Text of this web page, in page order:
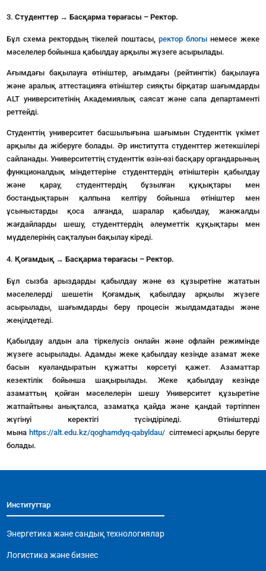
Студенттер → Басқарма төрағасы – Ректор.
Бұл схема ректордың тікелей поштасы, ректор блогы немесе жеке
мәселелер бойынша қабылдау арқылы жүзеге асырылады.
Ағымдағы бақылауға өтініштер, ағымдағы (рейтингтік) бақылауға
және аралық аттестацияға өтініштер сияқты бірқатар шағымдарды
ALT университетінің Академиялық саясат және сапа департаменті
реттейді.
Студенттің университет басшылығына шағымын Студенттік үкімет
арқылы да жіберуге болады. Әр институтта студенттер жетекшілері
сайланады. Университеттің студенттік өзін-өзі басқару органдарының
функционалдық міндеттеріне студенттердің өтініштерін қабылдау
және қарау, студенттердің бұзылған құқықтары мен
бостандықтарын қалпына келтіру бойынша өтініштер мен
ұсыныстарды қоса алғанда, шаралар қабылдау, жанжалды
жағдайларды шешу, студенттердің әлеуметтік құқықтары мен
мүдделерінің сақталуын бақылау кіреді.
Қоғамдық → Басқарма төрағасы – Ректор.
Бұл сызба арыздарды қабылдау және өз құзыретіне жататын
мәселелерді шешетін Қоғамдық қабылдау арқылы жүзеге
асырылады, шағымдарды беру процесін жылдамдатады және
жеңілдетеді.
Қабылдау алдын ала тіркелусіз онлайн және офлайн режимінде
жүзеге асырылады. Адамды жеке қабылдау кезінде азамат жеке
басын куәландыратын құжатты көрсетуі қажет. Азаматтар
кезектілік бойынша шақырылады. Жеке қабылдау кезінде
азаматтың қойған мәселелерін шешу Университет құзыретіне
жатпайтыны анықталса, азаматқа қайда және қандай тәртіппен
жүгінуі керектігі түсіндіріледі. Өтініштерді
мына https://alt.edu.kz/qoghamdyq-qabyldau/ сілтемесі арқылы беруге
болады.
Институттар
Энергетика және сандық технологиялар
Логистика және бизнес